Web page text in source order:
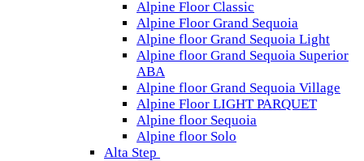
Alpine Floor Classic
Alpine Floor Grand Sequoia
Alpine floor Grand Sequoia Light
Alpine floor Grand Sequoia Superior
ABA
Alpine floor Grand Sequoia Village
Alpine Floor LIGHT PARQUET
Alpine floor Sequoia
Alpine floor Solo
Alta Step